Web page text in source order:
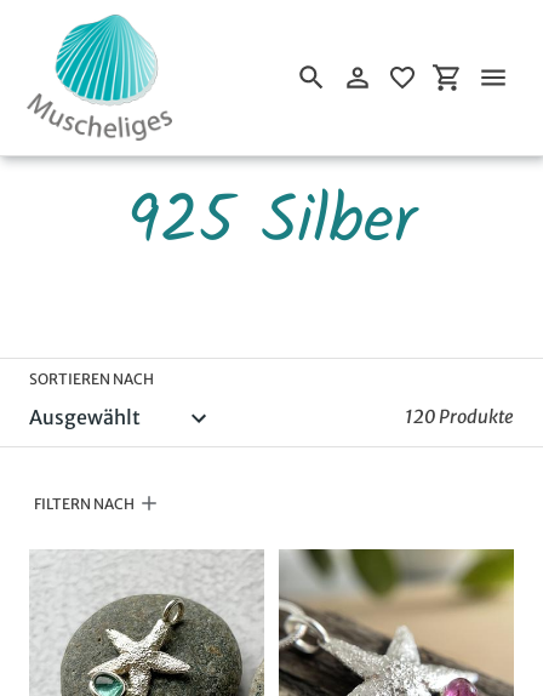
Direkt
SuchenEinloggen
S
m
m
l
u
925 Silber
SORTIEREN NACH
120 Produkte
FILTERN NACH